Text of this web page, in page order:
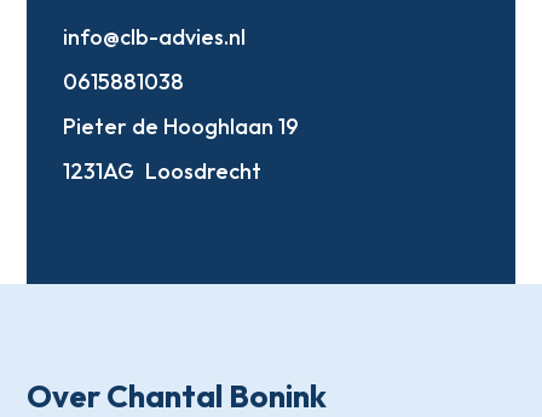
info@clb-advies.nl
0615881038
Pieter de Hooghlaan 19
1231AG Loosdrecht
Over Chantal Bonink